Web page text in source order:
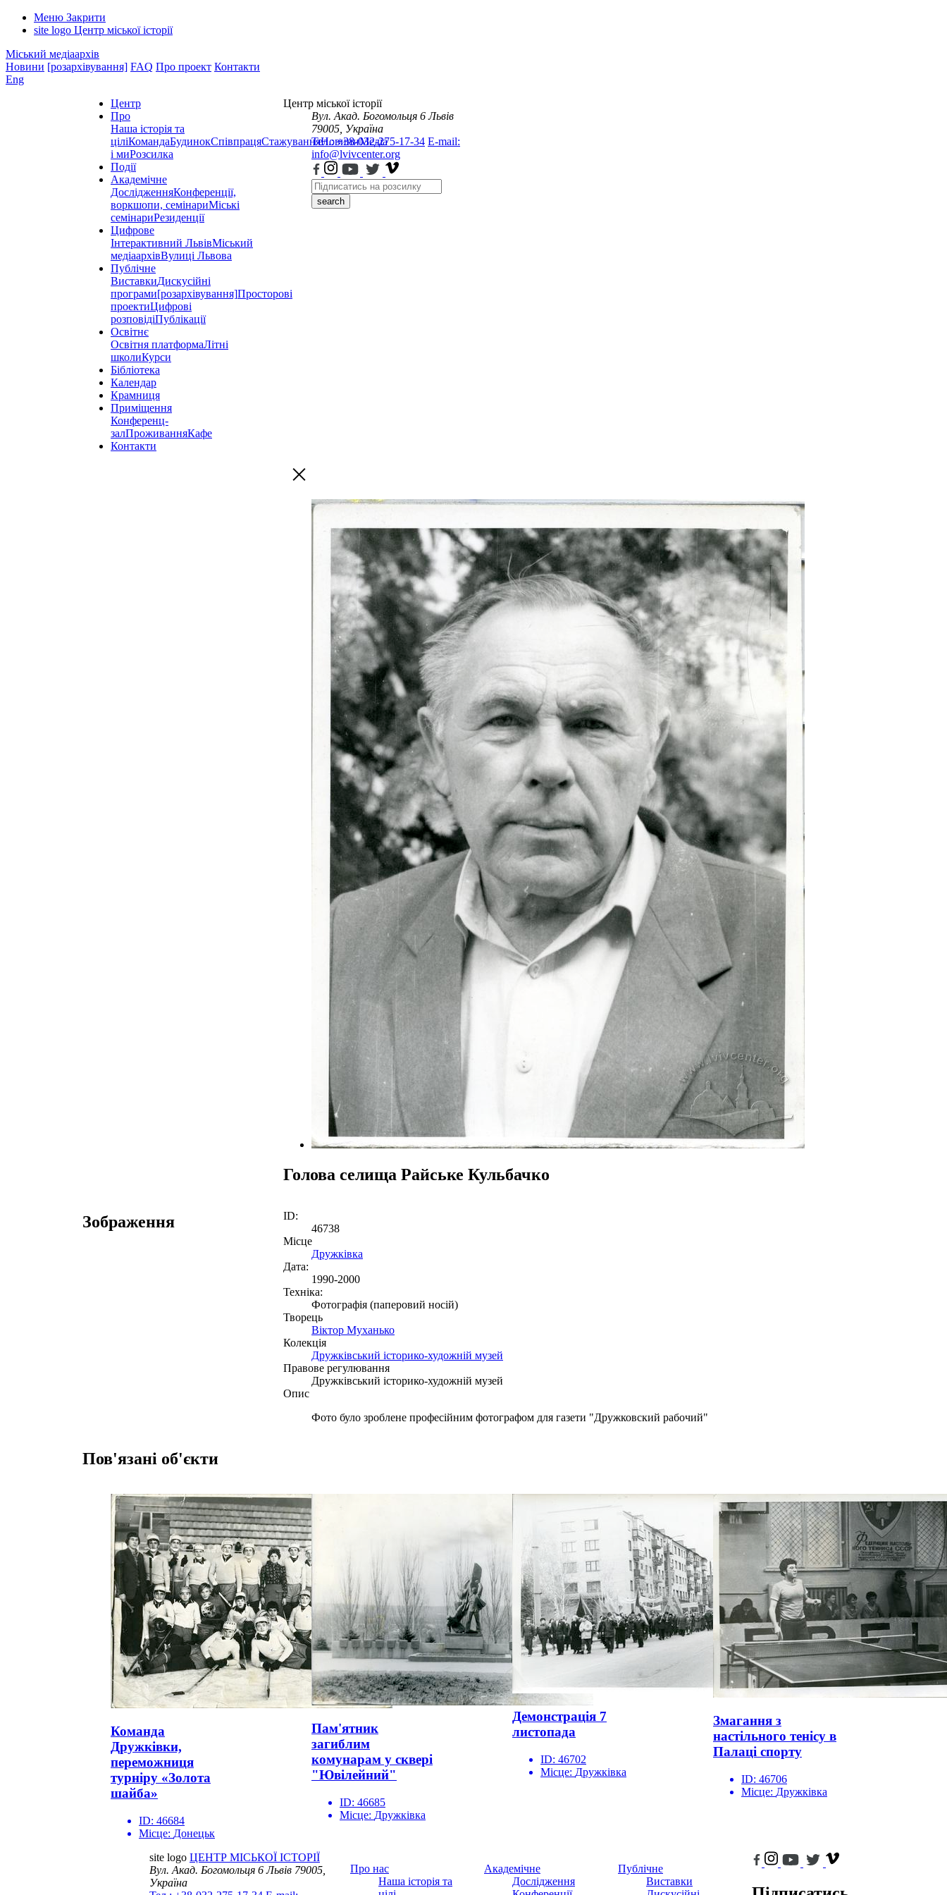
Меню Закрити
site logo Центр міської історії
Міський медіаархів
Новини [розархівування] FAQ Про проект Контакти
Eng
Центр
Про
Наша історія та
ціліКомандаБудинокСпівпрацяСтажуванняНовиниМедіа
і миРозсилка
Події
Академічне
ДослідженняКонференції,
воркшопи, семінариМіські
семінариРезиденції
Цифрове
Інтерактивний ЛьвівМіський
медіаархівВулиці Львова
Публічне
ВиставкиДискусійні
програми[розархівування]Просторові
проектиЦифрові
розповідіПублікації
Освітнє
Освітня платформаЛітні
школиКурси
Бібліотека
Календар
Крамниця
Приміщення
Конференц-
залПроживанняКафе
Контакти
Центр міської історії
Вул. Акад. Богомольця 6 Львів
79005, Україна
Тел.: +38-032-275-17-34 E-mail:
info@lvivcenter.org
search
Голова селища Райське Кульбачко
Зображення
ID:
46738
Місце
Дружківка
Дата:
1990-2000
Техніка:
Фотографія (паперовий носій)
Творець
Віктор Муханько
Колекція
Дружківський історико-художній музей
Правове регулювання
Дружківський історико-художній музей
Опис
Фото було зроблене професійним фотографом для газети "Дружковский рабочий"
Пов'язані об'єкти
Команда
Дружківки,
переможниця
турніру «Золота
шайба»
ID: 46684
Місце: Донецьк
Пам'ятник
загиблим
комунарам у сквері
"Ювілейний"
ID: 46685
Місце: Дружківка
Демонстрація 7
листопада
ID: 46702
Місце: Дружківка
Змагання з
настільного тенісу в
Палаці спорту
ID: 46706
Місце: Дружківка
site logo ЦЕНТР МІСЬКОЇ ІСТОРІЇ
Вул. Акад. Богомольця 6Львів 79005,
Україна
Про нас
Наша історія та
Академічне
Дослідження
Публічне
Виставки